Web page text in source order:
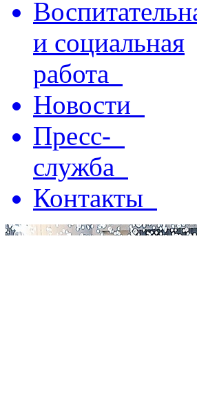
и социальная
работа
Новости
Пресс-
служба
Контакты